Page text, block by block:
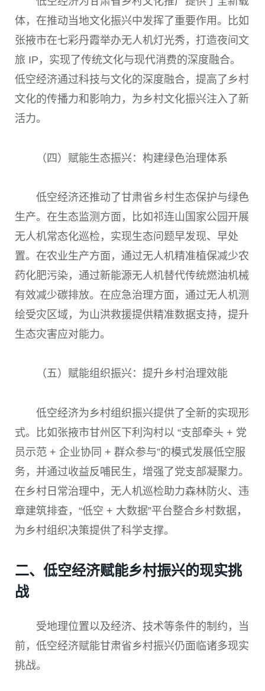
体，在推动当地文化振兴中发挥了重要作用。比如
张掖市在七彩丹霞举办无人机灯光秀，打造夜间文
旅 IP，实现了传统文化与现代消费的深度融合。
低空经济通过科技与文化的深度融合，提高了乡村
文化的传播力和影响力，为乡村文化振兴注入了新
活力。
（四）赋能生态振兴：构建绿色治理体系
低空经济还推动了甘肃省乡村生态保护与绿色
生产。在生态监测方面，比如祁连山国家公园开展
无人机常态化巡检，实现生态问题早发现、早处
置。在农业生产方面，通过无人机精准植保减少农
药化肥污染，通过新能源无人机替代传统燃油机械
有效减少碳排放。在应急治理方面，通过无人机测
绘受灾区域，为山洪救援提供精准数据支持，提升
生态灾害应对能力。
（五）赋能组织振兴：提升乡村治理效能
低空经济为乡村组织振兴提供了全新的实现形
式。比如张掖市甘州区下利沟村以 “支部牵头 + 党
员示范 + 企业协同 + 群众参与”的模式发展低空服
务，并通过收益反哺民生，增强了党支部凝聚力。
在乡村日常治理中，无人机巡检助力森林防火、违
章建筑排查，“低空 + 大数据”平台整合乡村数据，
为乡村组织决策提供了科学支撑。
二、低空经济赋能乡村振兴的现实挑
战
受地理位置以及经济、技术等条件的制约，当
前，低空经济赋能甘肃省乡村振兴仍面临诸多现实
挑战。